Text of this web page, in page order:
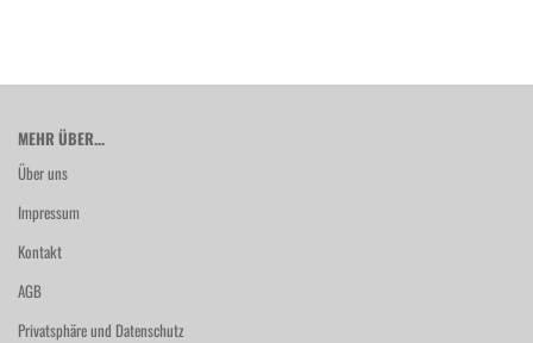
MEHR ÜBER...
Über uns
Impressum
Kontakt
AGB
Privatsphäre und Datenschutz